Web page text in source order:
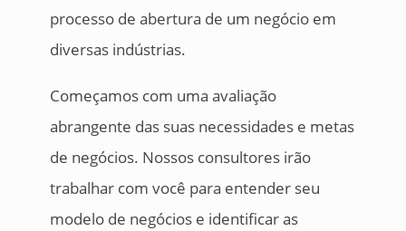
processo de abertura de um negócio em
diversas indústrias.
Começamos com uma avaliação
abrangente das suas necessidades e metas
de negócios. Nossos consultores irão
trabalhar com você para entender seu
modelo de negócios e identificar as